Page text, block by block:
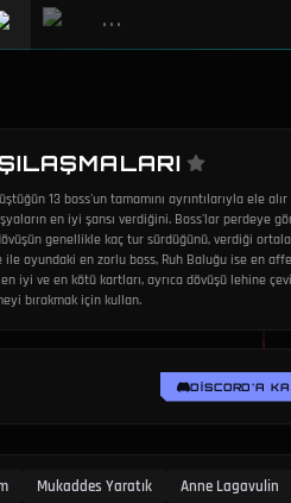
•••
13 boss'un tamamını ayrıntılarıyla ele
en iyi şansı verdiğini. Boss'lar perdeye
genellikle kaç tur sürdüğünü, verdiği
oyundaki en zorlu boss, Ruh Baluğu ise en
iyi ve en kötü kartları, ayrıca dövüşü lehine
bırakmak için kullan.
DISCORD'A
Mukaddes Yaratık Anne Lagavulin